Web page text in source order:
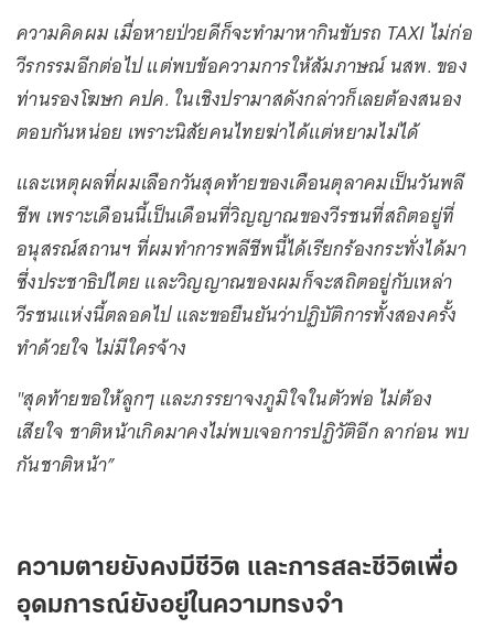
ความคิดผม เมื่อหายป่วยดีก็จะทำมาหากินขับรถ TAXI ไม่ก่อ
วีรกรรมอีกต่อไป แต่พบข้อความการให้สัมภาษณ์ นสพ. ของ
ท่านรองโฆษก คปค. ในเชิงปรามาสดังกล่าวก็เลยต้องสนอง
ตอบกันหน่อย เพราะนิสัยคนไทยฆ่าได้แต่หยามไม่ได้
และเหตุผลที่ผมเลือกวันสุดท้ายของเดือนตุลาคมเป็นวันพลี
ชีพ เพราะเดือนนี้เป็นเดือนที่วิญญาณของวีรชนที่สถิตอยู่ที่
อนุสรณ์สถานฯ ที่ผมทำการพลีชีพนี้ได้เรียกร้องกระทั่งได้มา
ซึ่งประชาธิปไตย และวิญญาณของผมก็จะสถิตอยู่กับเหล่า
วีรชนแห่งนี้ตลอดไป และขอยืนยันว่าปฏิบัติการทั้งสองครั้ง
ทำด้วยใจ ไม่มีใครจ้าง
"สุดท้ายขอให้ลูกๆ และภรรยาจงภูมิใจในตัวพ่อ ไม่ต้อง
เสียใจ ชาติหน้าเกิดมาคงไม่พบเจอการปฏิวัติอีก ลาก่อน พบ
กันชาติหน้า”
ความตายยังคงมีชีวิต และการสละชีวิตเพื่อ
อุดมการณ์ยังอยู่ในความทรงจำ